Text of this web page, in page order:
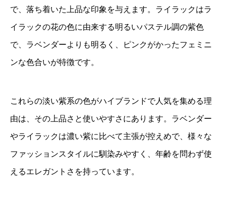
で、落ち着いた上品な印象を与えます。ライラックはラ
イラックの花の色に由来する明るいパステル調の紫色
で、ラベンダーよりも明るく、ピンクがかったフェミニ
ンな色合いが特徴です。
これらの淡い紫系の色がハイブランドで人気を集める理
由は、その上品さと使いやすさにあります。ラベンダー
やライラックは濃い紫に比べて主張が控えめで、様々な
ファッションスタイルに馴染みやすく、年齢を問わず使
えるエレガントさを持っています。